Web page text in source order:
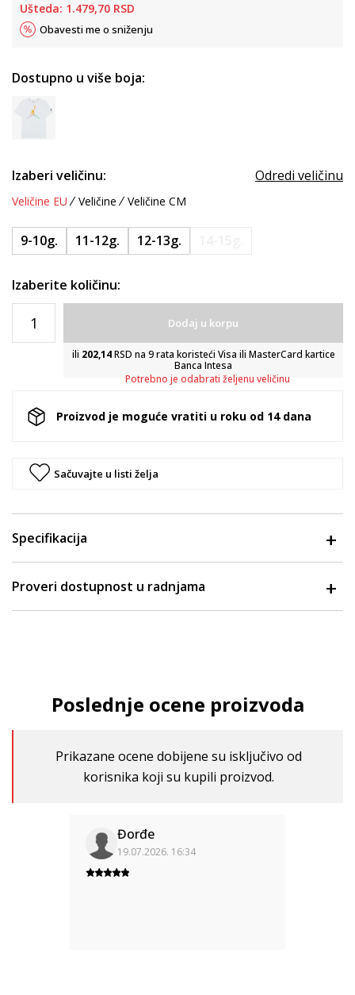
Ušteda: 1.479,70 RSD
Obavesti me o sniženju
Dostupno u više boja:
Izaberi veličinu: Odredi veličinu
Veličine EU Veličine Veličine CM
9-10g. 11-12g. 12-13g.
Izaberite količinu:
Dodaj u korpu
ili 202,14RSD na 9 rata koristeći Visa ili MasterCard kartice
Banca Intesa
Potrebno je odabrati željenu veličinu
Proizvod je moguće vratiti u roku od 14 dana
Sačuvajte u listi želja
Specifikacija
Proveri dostupnost u radnjama
Poslednje ocene proizvoda
Prikazane ocene dobijene su isključivo od
korisnika koji su kupili proizvod.
Đorđe
19.07.2026. 16:34